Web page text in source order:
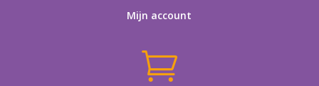
Mijn account
